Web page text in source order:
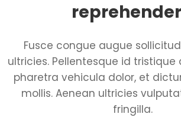
Fusce congue augue
ultricies. Pellentesque id tristique
pharetra vehicula dolor, et
mollis. Aenean ultricies
fringilla.